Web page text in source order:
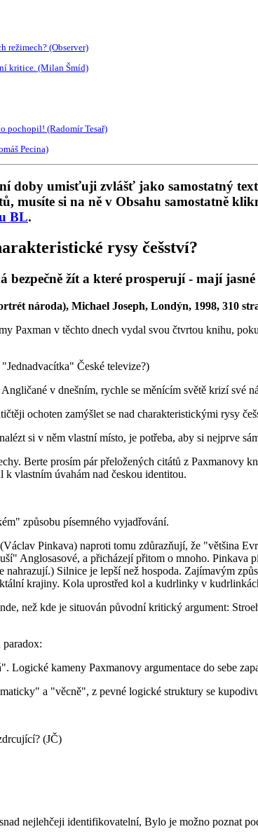
režimech? (Observer)
kritice. (Milan Šmíd)
pochopil! (Radomír Tesař)
Pecina)
doby umisťuji zvlášť jako samostatný
musíte si na ně v Obsahu samostatně
BL.
rysy češství?
bezpečně žít a které prosperují - mají
národa), Michael Joseph, Londýn, 1998, 310
Paxman v těchto dnech vydal svou čtvrtou knihu,
České televize?)
v dnešním, rychle se měnícím světě krizí své
ochoten zamýšlet se nad charakteristickými rysy
si v něm vlastní místo, je potřeba, aby si nejprve
Berte prosím pár přeložených citátů z Paxmanovy
k vlastním úvahám nad českou identitou.
způsobu písemného vyjadřování.
Pinkava) naproti tomu zdůrazňují, že "většina
Anglosasové, a přicházejí přitom o mnoho. Pinkava
Silnice je lepší než hospoda. Zajímavým
krajiny. Kola uprostřed kol a kudrlinky v
než kde je situován původní kritický argument:
kameny Paxmanovy argumentace do sebe
a "věcně", z pevné logické struktury se
(JČ)
nejlehčeji identifikovatelní, Bylo je možno poznat